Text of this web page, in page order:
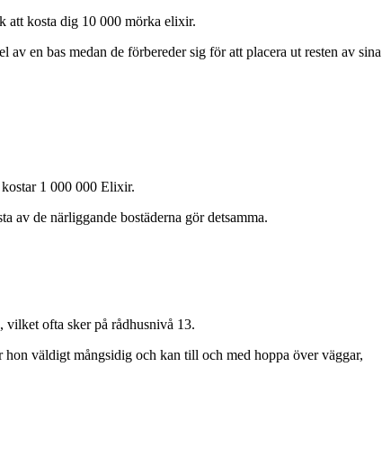
att kosta dig 10 000 mörka elixir.
en bas medan de förbereder sig för att placera ut resten av sina
1 000 000 Elixir.
av de närliggande bostäderna gör detsamma.
vilket ofta sker på rådhusnivå 13.
väldigt mångsidig och kan till och med hoppa över väggar,